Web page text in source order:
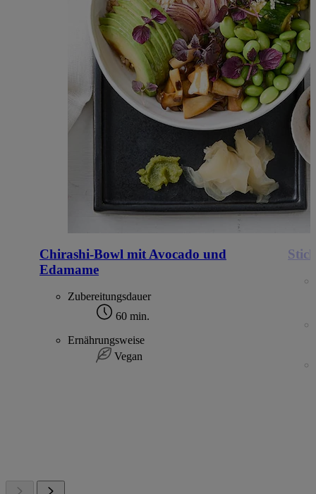
Chirashi-Bowl mit Avocado und
Edamame
Zubereitungsdauer
60 min.
Ernährungsweise
Vegan